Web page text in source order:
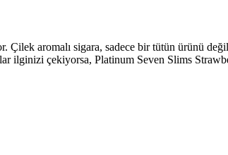
Çilek aromalı sigara, sadece bir tütün ürünü
ilginizi çekiyorsa, Platinum Seven Slims